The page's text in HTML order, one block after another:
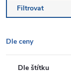
Filtrovat
Dle ceny
Dle štítku